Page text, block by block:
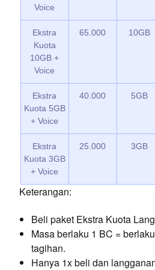
Voice
Ekstra
Kuota
10GB +
Voice
65.000 10GB
Ekstra
Kuota 5GB
+ Voice
40.000 5GB
Ekstra
Kuota 3GB
+ Voice
25.000 3GB
Keterangan:
Beli paket Ekstra Kuota
Masa berlaku 1 BC =
tagihan.
Hanya 1x beli dan